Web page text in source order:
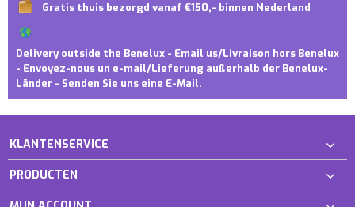
Gratis thuis bezorgd vanaf €150,- binnen Nederland
Delivery outside the Benelux - Email us/Livraison hors Benelux
- Envoyez-nous un e-mail/Lieferung außerhalb der Benelux-
Länder - Senden Sie uns eine E-Mail.
KLANTENSERVICE
PRODUCTEN